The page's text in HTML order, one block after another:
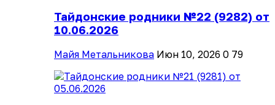
Тайдонские родники №22 (9282) от
10.06.2026
Майя Метальникова Июн 10, 2026 0 79